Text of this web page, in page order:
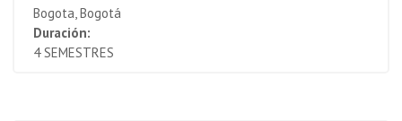
Bogota, Bogotá
Duración:
4 SEMESTRES